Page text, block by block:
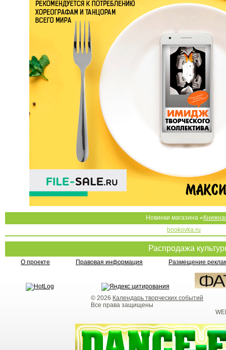
Новинки магазина «
bookovka.ru
Распродажа
О проекте Правовая информация Размещение
© 2026 Календарь творческих событий
Все права защищены